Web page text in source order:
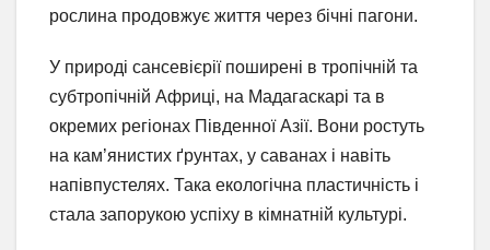
рослина продовжує життя через бічні пагони.
У природі сансевієрії поширені в тропічній та
субтропічній Африці, на Мадагаскарі та в
окремих регіонах Південної Азії. Вони ростуть
на кам’янистих ґрунтах, у саванах і навіть
напівпустелях. Така екологічна пластичність і
стала запорукою успіху в кімнатній культурі.